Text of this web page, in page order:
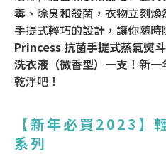
毒、除臭和殺菌，衣物立刻煥
手提式輕巧的設計，讓你隨
Princess 抗菌手提式蒸氣熨斗
洗衣液（微香型） 一支！新
乾淨吧！
【新年必買2023】
系列